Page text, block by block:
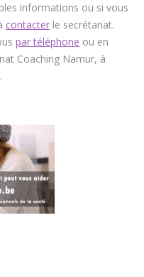
informations ou si vous
contacter le secrétariat.
par téléphone ou en
Coaching Namur, à
.